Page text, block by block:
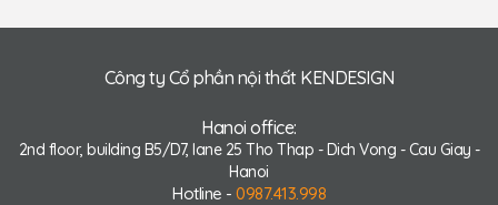
Công ty Cổ phần nội thất KENDESIGN
Hanoi office:
2nd floor, building B5/D7, lane 25 Tho Thap - Dich Vong - Cau Giay -
Hanoi
Hotline - 0987.413.998